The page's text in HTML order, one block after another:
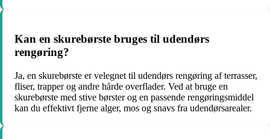
Kan en skurebørste bruges til udendørs
rengøring?
Ja, en skurebørste er velegnet til udendørs rengøring af terrasser,
fliser, trapper og andre hårde overflader. Ved at bruge en
skurebørste med stive børster og en passende rengøringsmiddel
kan du effektivt fjerne alger, mos og snavs fra udendørsarealer.